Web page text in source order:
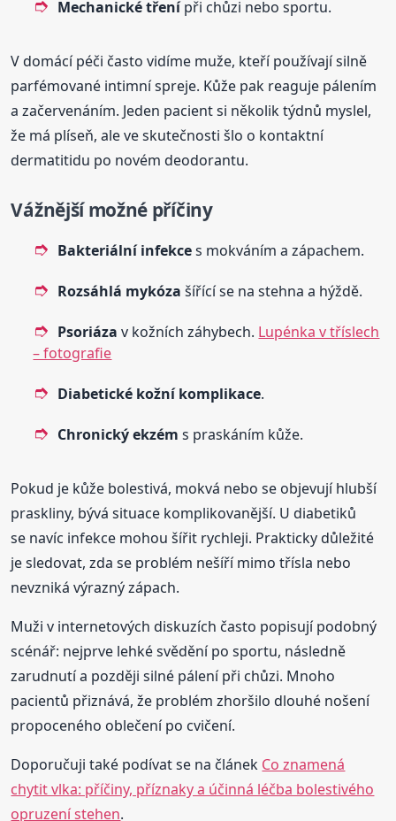
Mechanické třenípři chůzi nebo sportu.
V domácí péči často vidíme muže, kteří používají silně
parfémované intimní spreje. Kůže pak reaguje pálením
a začervenáním. Jeden pacient si několik týdnů myslel,
že má plíseň, ale ve skutečnosti šlo o kontaktní
dermatitidu po novém deodorantu.
Vážnější možné příčiny
Bakteriální infekces mokváním a zápachem.
Rozsáhlá mykóza šířící se na stehna a hýždě.
Psoriáza v kožních záhybech. Lupénka v tříslech
– fotografie
Diabetické kožní komplikace.
Chronický ekzém s praskáním kůže.
Pokud je kůže bolestivá, mokvá nebo se objevují hlubší
praskliny, bývá situace komplikovanější. U diabetiků
se navíc infekce mohou šířit rychleji. Prakticky důležité
je sledovat, zda se problém nešíří mimo třísla nebo
nevzniká výrazný zápach.
Muži v internetových diskuzích často popisují podobný
scénář: nejprve lehké svědění po sportu, následně
zarudnutí a později silné pálení při chůzi. Mnoho
pacientů přiznává, že problém zhoršilo dlouhé nošení
propoceného oblečení po cvičení.
Doporučuji také podívat se na článek Co znamená
chytit vlka: příčiny, příznaky a účinná léčba bolestivého
opruzení stehen.